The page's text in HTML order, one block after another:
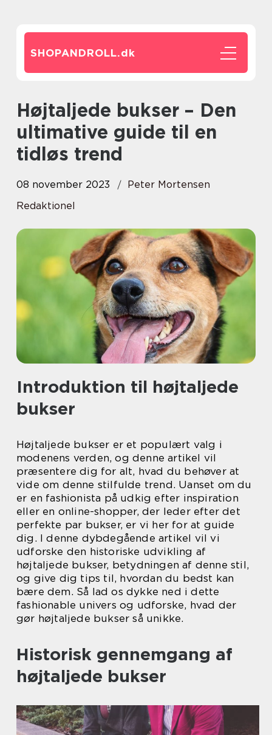
SHOPANDROLL.dk
Højtaljede bukser – Den
ultimative guide til en
tidløs trend
08 november 2023
Peter Mortensen
Redaktionel
Introduktion til højtaljede
bukser
Højtaljede bukser er et populært valg i
modenens verden, og denne artikel vil
præsentere dig for alt, hvad du behøver at
vide om denne stilfulde trend. Uanset om du
er en fashionista på udkig efter inspiration
eller en online-shopper, der leder efter det
perfekte par bukser, er vi her for at guide
dig. I denne dybdegående artikel vil vi
udforske den historiske udvikling af
højtaljede bukser, betydningen af denne stil,
og give dig tips til, hvordan du bedst kan
bære dem. Så lad os dykke ned i dette
fashionable univers og udforske, hvad der
gør højtaljede bukser så unikke.
Historisk gennemgang af
højtaljede bukser